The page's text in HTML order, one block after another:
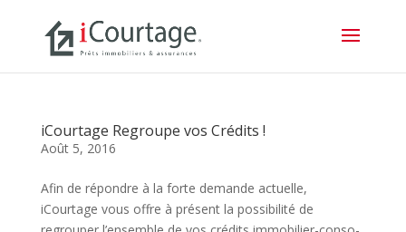
iCourtage Regroupe vos Crédits !
Août 5, 2016
Afin de répondre à la forte demande actuelle,
iCourtage vous offre à présent la possibilité de